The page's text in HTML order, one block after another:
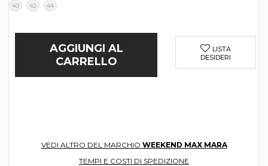
40 42 44
AGGIUNGI AL
CARRELLO
LISTA
DESIDERI
VEDI ALTRO DEL MARCHIO WEEKEND MAX MARA
TEMPI E COSTI DI SPEDIZIONE